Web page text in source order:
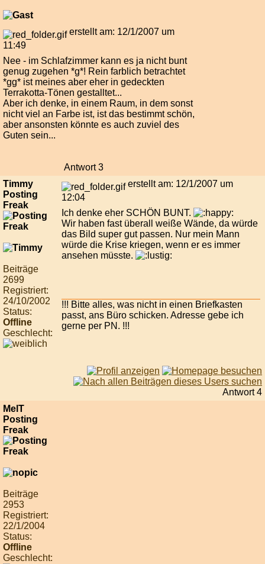
erstellt am: 12/1/2007 um
11:49
Nee - im Schlafzimmer kann es ja nicht bunt
genug zugehen *g*! Rein farblich betrachtet
*gg* ist meines aber eher in gedeckten
Terrakotta-Tönen gestalltet...
Aber ich denke, in einem Raum, in dem sonst
nicht viel an Farbe ist, ist das bestimmt schön,
aber ansonsten könnte es auch zuviel des
Guten sein...
Antwort 3
Timmy
Posting
Freak
Beiträge
2699
Registriert:
24/10/2002
Status:
Offline
Geschlecht:
erstellt am: 12/1/2007 um
12:04
Ich denke eher SCHÖN BUNT.
Wir haben fast überall weiße Wände, da würde
das Bild super gut passen. Nur mein Mann
würde die Krise kriegen, wenn er es immer
ansehen müsste.
!!! Bitte alles, was nicht in einen Briefkasten
passt, ans Büro schicken. Adresse gebe ich
gerne per PN. !!!
Antwort 4
MelT
Posting
Freak
Beiträge
2953
Registriert:
22/1/2004
Status:
Offline
Geschlecht: